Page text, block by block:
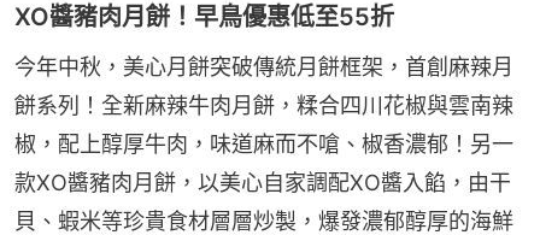
XO醬豬肉月餅！早鳥優惠低至55折
今年中秋，美心月餅突破傳統月餅框架，首創麻辣月
餅系列！全新麻辣牛肉月餅，糅合四川花椒與雲南辣
椒，配上醇厚牛肉，味道麻而不嗆、椒香濃郁！另一
款XO醬豬肉月餅，以美心自家調配XO醬入餡，由干
貝、蝦米等珍貴食材層層炒製，爆發濃郁醇厚的海鮮